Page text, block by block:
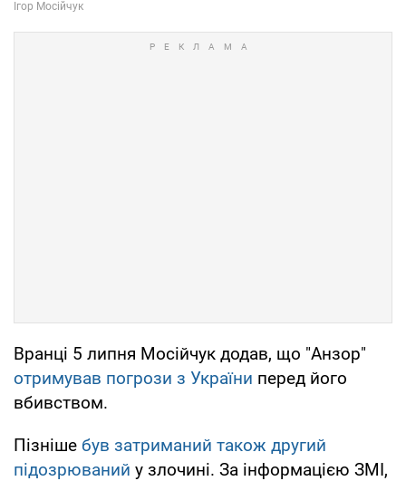
Вранці 5 липня Мосійчук додав, що "Анзор"
отримував погрози з України перед його
вбивством.
Пізніше був затриманий також другий
підозрюваний у злочині. За інформацією ЗМІ,